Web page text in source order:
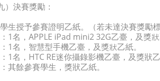
）決賽獎勵：
生授予參賽證明乙紙。（若未達決賽獎勵
1名，APPLE iPad mini2 32G乙臺，及獎狀
1名，智慧型手機乙臺，及獎狀乙紙。
1名，HTC RE迷你攝錄影機乙臺，及獎狀乙
其餘參賽學生，獎狀乙紙。